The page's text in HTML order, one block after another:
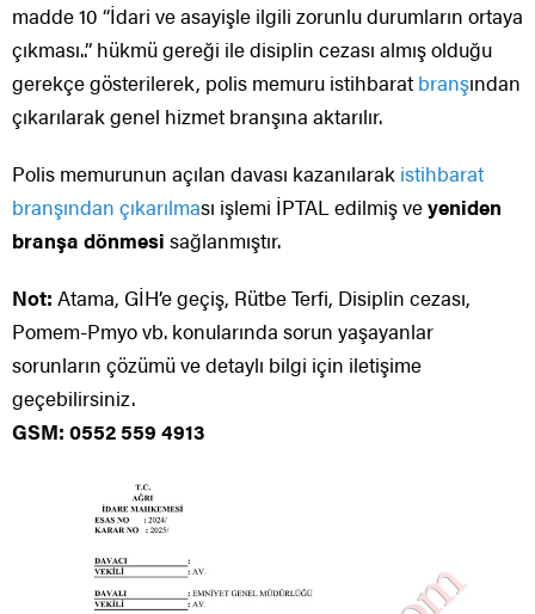
madde 10 “İdari ve asayişle ilgili zorunlu durumların ortaya
çıkması..” hükmü gereği ile disiplin cezası almış olduğu
gerekçe gösterilerek, polis memuru istihbarat branşından
çıkarılarak genel hizmet branşına aktarılır.
Polis memurunun açılan davası kazanılarak istihbarat
branşından çıkarılması işlemi İPTAL edilmiş veyeniden
branşa dönmesi sağlanmıştır.
Not: Atama, GİH’e geçiş, Rütbe Terfi, Disiplin cezası,
Pomem-Pmyo vb. konularında sorun yaşayanlar
sorunların çözümü ve detaylı bilgi için iletişime
geçebilirsiniz.
GSM: 0552 559 4913